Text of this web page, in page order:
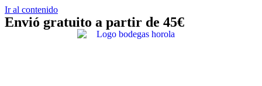
Ir al contenido
Envió gratuito a partir de 45€